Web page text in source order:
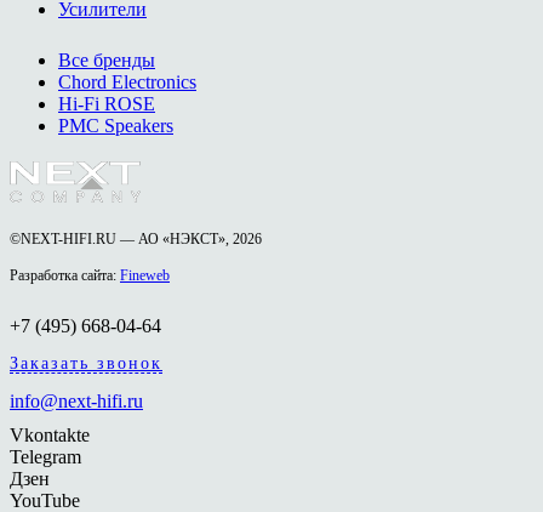
Усилители
Все бренды
Chord Electronics
Hi-Fi ROSE
PMC Speakers
©NEXT-HIFI.RU — АО «НЭКСТ», 2026
Разработка сайта: Fineweb
+7 (495) 668-04-64
Заказать звонок
info@next-hifi.ru
Vkontakte
Telegram
Дзен
YouTube